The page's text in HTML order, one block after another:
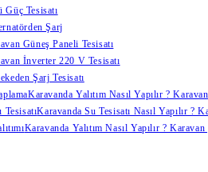
Güç Tesisatı
Şarj
Güneş Paneli Tesisatı
İnverter 220 V Tesisatı
Şarj Tesisatı
Karavanda Yalıtım Nasıl Yapılır ?
TesisatıKaravanda Su Tesisatı Nasıl Yapılır ?
Karavanda Yalıtım Nasıl Yapılır ?